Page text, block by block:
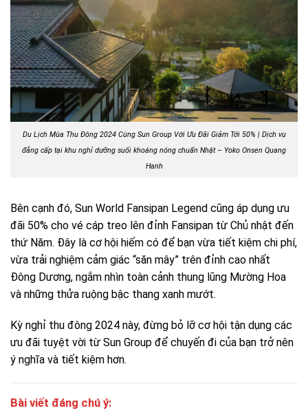
Du Lịch Mùa Thu Đông 2024 Cùng Sun Group Với Ưu Đãi Giảm Tới 50% | Dịch vụ
đẳng cấp tại khu nghỉ dưỡng suối khoáng nóng chuẩn Nhật – Yoko Onsen Quang
Hanh
Bên cạnh đó, Sun World Fansipan Legend cũng áp dụng ưu
đãi 50% cho vé cáp treo lên đỉnh Fansipan từ Chủ nhật đến
thứ Năm. Đây là cơ hội hiếm có để bạn vừa tiết kiệm chi phí,
vừa trải nghiệm cảm giác “săn mây” trên đỉnh cao nhất
Đông Dương, ngắm nhìn toàn cảnh thung lũng Mường Hoa
và những thửa ruộng bậc thang xanh mướt.
Kỳ nghỉ thu đông 2024 này, đừng bỏ lỡ cơ hội tận dụng các
ưu đãi tuyệt vời từ Sun Group để chuyến đi của bạn trở nên
ý nghĩa và tiết kiệm hơn.
Bài viết đáng chú ý: